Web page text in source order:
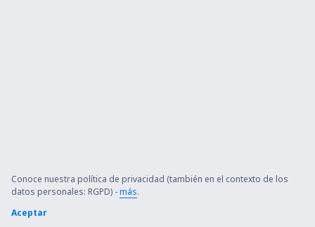
Conoce nuestra política de privacidad (también en el contexto de los
datos personales: RGPD) -más.
Aceptar